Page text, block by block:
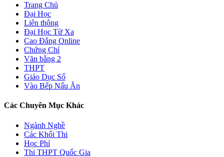
Trang Chủ
Đại Học
Liên thông
Đại Học Từ Xa
Cao Đẳng Online
Chứng Chỉ
Văn bằng 2
THPT
Giáo Dục Số
Vào Bếp Nấu Ăn
Các Chuyên Mục Khác
Ngành Nghề
Các Khối Thi
Học Phí
Thi THPT Quốc Gia